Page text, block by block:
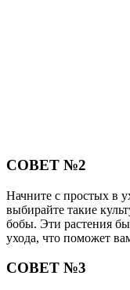
СОВЕТ №2
Начните с простых в
выбирайте такие
бобы. Эти растения
ухода, что поможет
СОВЕТ №3